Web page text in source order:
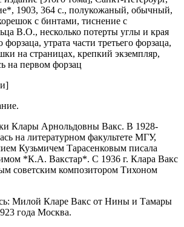
1903, 364 с., полукожаный, обычный,
с бинтами, тиснение с
В.О., несколько потерты углы и края
утрата части третьего форзаца,
на страницах, крепкий экземпляр,
на первом форзац
Клары Арнольдовны Вакс. В 1928-
на литературном факультете МГУ,
Кузьмичем Тарасенковым писала
*К.А. Вакстар*. С 1936 г. Клара Вакс
советским композитором Тихоном
Милой Кларе Вакс от Нины и Тамары
года Москва.